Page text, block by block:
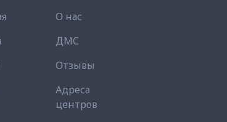
О нас
ДМС
Отзывы
Адреса
центров